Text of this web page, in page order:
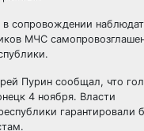
сопровождении
МЧС
Пурин сообщал, что
4 ноября. Власти
гарантировали